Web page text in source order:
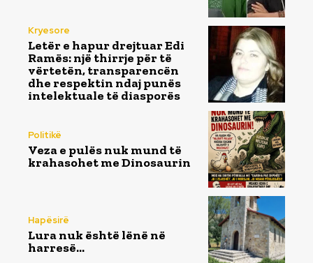
Kryesore
Letër e hapur drejtuar Edi
Ramës: një thirrje për të
vërtetën, transparencën
dhe respektin ndaj punës
intelektuale të diasporës
Politikë
Veza e pulës nuk mund të
krahasohet me Dinosaurin
Hapësirë
Lura nuk është lënë në
harresë…